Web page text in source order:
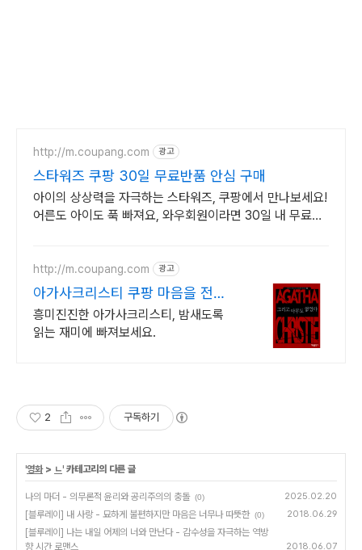
http://m.coupang.com 광고
스타워즈 쿠팡 30일 무료반품 안심 구매
아이의 상상력을 자극하는 스타워즈, 쿠팡에서 만나보세요!
어른도 아이도 푹 빠져요, 와우회원이라면 30일 내 무료반
http://m.coupang.com 광고
아가사크리스티 쿠팡 마음을 전하
는 특별한 선물
흥미진진한 아가사크리스티, 밤새도록
읽는 재미에 빠져보세요.
2 구독하기
'영화> ㄴ' 카테고리의 다른 글
나의 마더 - 의무론적 윤리와 공리주의의 충돌 (0) 2025.02.20
[블루레이] 내 사랑 - 묘하게 불편하지만 마음은 너무나 따뜻한 (0) 2018.06.29
[블루레이] 나는 내일 어제의 너와 만난다 - 감수성을 자극하는 역방
향 시간 로맨스
2018.06.07